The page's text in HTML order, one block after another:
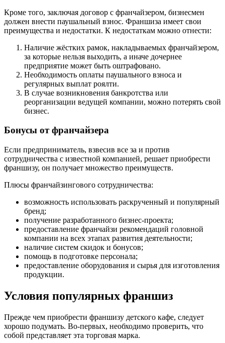
Кроме того, заключая договор с франчайзером, бизнесмен
должен внести паушальный взнос. Франшиза имеет свои
преимущества и недостатки. К недостаткам можно отнести:
Наличие жёстких рамок, накладываемых франчайзером,
за которые нельзя выходить, а иначе дочернее
предприятие может быть оштрафовано.
Необходимость оплаты паушального взноса и
регулярных выплат роялти.
В случае возникновения банкротства или
реорганизации ведущей компании, можно потерять свой
бизнес.
Бонусы от франчайзера
Если предприниматель, взвесив все за и против
сотрудничества с известной компанией, решает приобрести
франшизу, он получает множество преимуществ.
Плюсы франчайзингового сотрудничества:
возможность использовать раскрученный и популярный
бренд;
получение разработанного бизнес-проекта;
предоставление франчайзи рекомендаций головной
компании на всех этапах развития деятельности;
наличие систем скидок и бонусов;
помощь в подготовке персонала;
предоставление оборудования и сырья для изготовления
продукции.
Условия популярных франшиз
Прежде чем приобрести франшизу детского кафе, следует
хорошо подумать. Во-первых, необходимо проверить, что
собой представляет эта торговая марка.